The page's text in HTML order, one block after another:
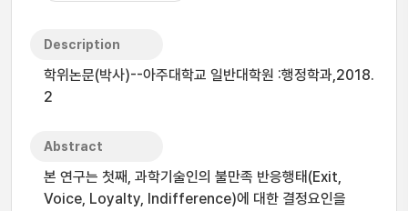
Description
학위논문(박사)--아주대학교 일반대학원 :행정학과,2018.
2
Abstract
본 연구는 첫째, 과학기술인의 불만족 반응행태(Exit,
Voice, Loyalty, Indifference)에 대한 결정요인을